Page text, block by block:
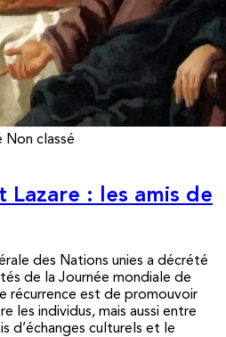
Non classé
Lazare : les amis de
des Nations unies a décrété
de la Journée mondiale de
récurrence est de promouvoir
les individus, mais aussi entre
d’échanges culturels et le